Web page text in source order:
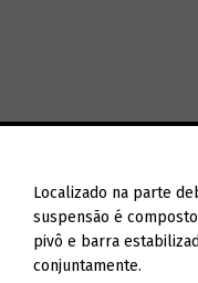
Localizado na parte
suspensão é
pivô e barra
conjuntamente.